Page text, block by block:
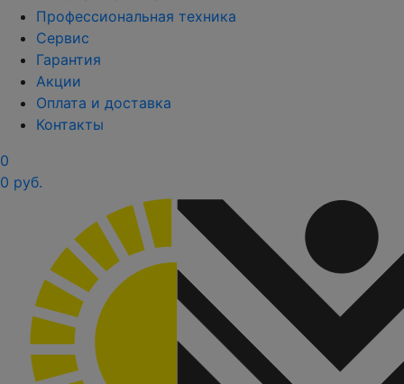
Профессиональная техника
Сервис
Гарантия
Акции
Оплата и доставка
Контакты
0
0 руб.